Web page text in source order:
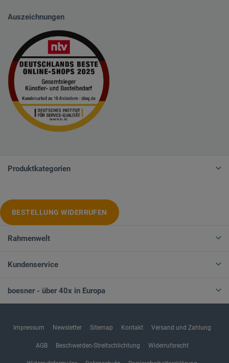
Auszeichnungen
Produktkategorien
BESTELLUNG WIDERRUFEN
Rahmenwelt
Kundenservice
boesner - über 40x in Europa
Impressum Newsletter Sitemap Kontakt Versand und Zahlung
AGB Beschwerden-Streitschlichtung Widerrufsrecht